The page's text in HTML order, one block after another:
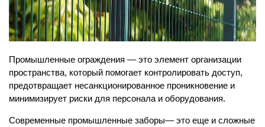
Промышленные ограждения — это элемент организации
пространства, который помогает контролировать доступ,
предотвращает несанкционированное проникновение и
минимизирует риски для персонала и оборудования.
Современные промышленные заборы— это еще и сложные